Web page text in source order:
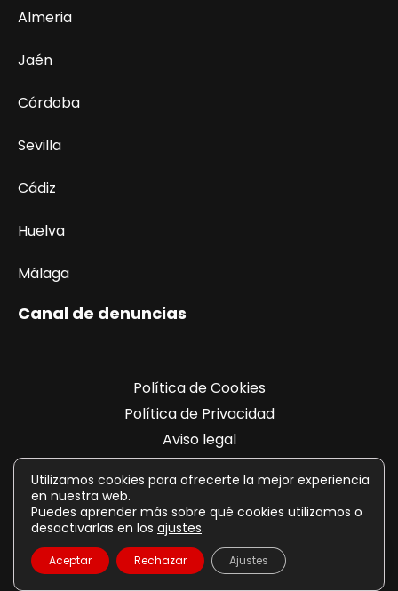
Almeria
Jaén
Córdoba
Sevilla
Cádiz
Huelva
Málaga
Canal de denuncias
Política de Cookies
Política de Privacidad
Aviso legal
Registro de actividades
Utilizamos cookies para ofrecerte la mejor experiencia
en nuestra web.
Puedes aprender más sobre qué cookies utilizamos o
desactivarlas en los ajustes.
Aceptar Rechazar Ajustes